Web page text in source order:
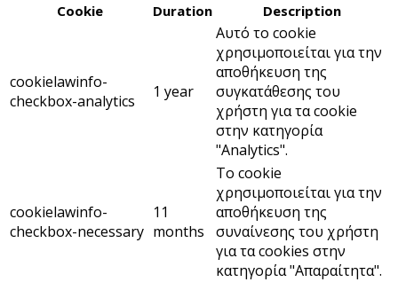
Cookie Duration Description
cookielawinfo-
checkbox-analytics
1 year
Αυτό το cookie
χρησιμοποιείται για την
αποθήκευση της
συγκατάθεσης του
χρήστη για τα cookie
στην κατηγορία
"Analytics".
cookielawinfo-
checkbox-necessary
11
months
Το cookie
χρησιμοποιείται για την
αποθήκευση της
συναίνεσης του χρήστη
για τα cookies στην
κατηγορία "Απαραίτητα".